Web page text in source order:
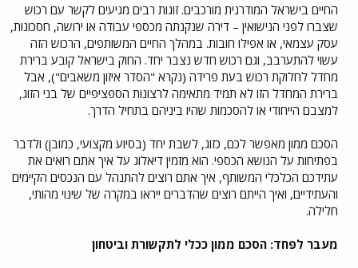
החיים בישראל המודרנית מורכבים. זוגות רבים מגיעים לקשר עם רכוש
שצברו לפני הנישואין – דירה שנקנתה מכספי עבודה או ירושה, חסכונות,
עסק עצמאי, או אפילו חובות. במהלך החיים המשותפים, הרכוש הזה
עשוי להתערבב, וגם רכוש חדש נצבר יחד. החוק בישראל קובע ברירת
מחדל לחלוקת רכוש בעת פרידה (נקרא "הסדר איזון משאבים"), אבל
ברירת המחדל הזו לא תמיד מתאימה לרצונות הספציפיים של בני הזוג,
למצבם הייחודי או להסכמות שהיו ביניהם בתחיל הדרך.
הסכם ממון מאפשר לכם, כזוג, לשבת יחד (בסיוע מקצועי, כמובן) ולדבר
בפתיחות על הנושא הכספי. הוא מזמין דיאלוג על איך אתם רואים את
עתידכם הכלכלי המשותף, איך אתם רוצים להתנהל עם הנכסים הקיימים
והעתידיים, ואיך הייתם רוצים שהדברים ייראו במקרה של שינוי מהותי,
חלילה.
מעבר לפחד: הסכם ממון ככלי לתקשורת וביטחון